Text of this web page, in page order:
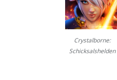
Crystalborne:
Schicksalshelden